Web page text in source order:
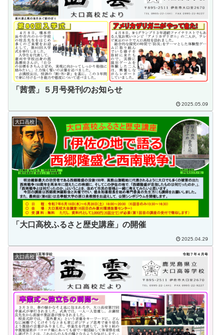
「茜雲」５月号発刊のお知らせ
2025.05.09
大口高校
「大口高校ふるさと歴史講座」の開催
2025.04.29
大口高校